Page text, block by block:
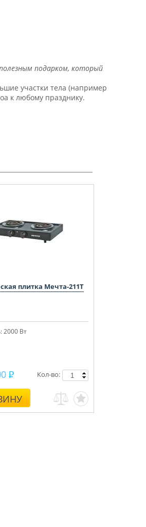
подарком, который
участки тела (например
к любому празднику.
плитка Мечта-211Т
2000 Вт
Кол-во: